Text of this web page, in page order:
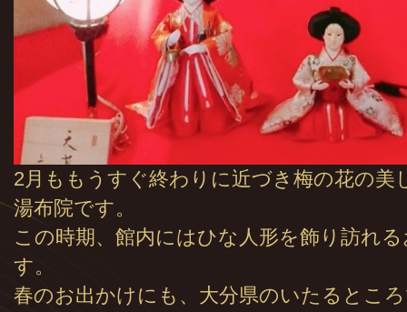
2月ももうすぐ終わりに近づき梅の花の美
湯布院です。
この時期、館内にはひな人形を飾り訪れ
す。
春のお出かけにも、大分県のいたるとこ